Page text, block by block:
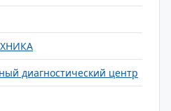
диагностический центр